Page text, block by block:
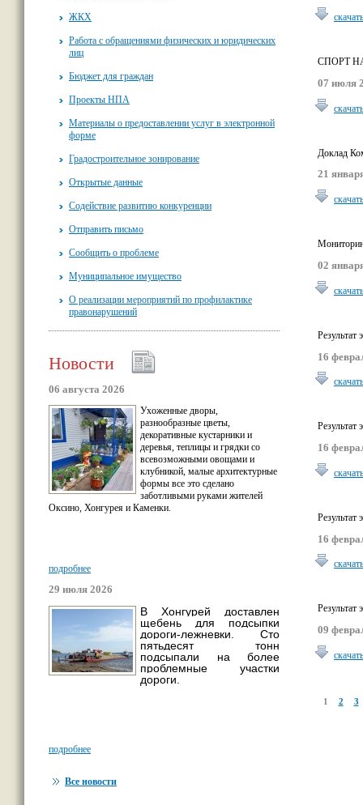
ЖКХ
Работа с обращениями физических и юридических
лиц
Бюджет для граждан
Проекты НПА
Материалы о предоставлении услуг в электронной
форме
Градостроительное зонирование
Открытые данные
Содействие развитию конкуренции
Отправить письмо
Сообщить о проблеме
Муниципальное имущество
О реализации мероприятий по профилактике
правонарушений
Новости
06 августа 2026
Ухоженные дворы,
разнообразные цветы,
декоративные кустарники и
деревья, теплицы и грядки со
всевозможными овощами и
клубникой, малые архитектурные
формы все это сделано
заботливыми руками жителей
Оксино, Хонгурея и Каменки.
подробнее
29 июля 2026
В Хонгурей доставлен
щебень для подсыпки
дороги-лежневки. Сто
пятьдесят тонн
подсыпали на более
проблемные участки
дороги.
подробнее
Все новости
скачать
СПОРТ
07 июля
скачать
Доклад
21
скачать
02
скачать
16
скачать
16
скачать
Результат
16
скачать
Результат
09
скачать
1 2 3